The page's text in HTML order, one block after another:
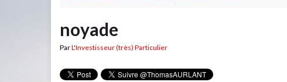
noyade
ParL'Investisseur (très) Particulier